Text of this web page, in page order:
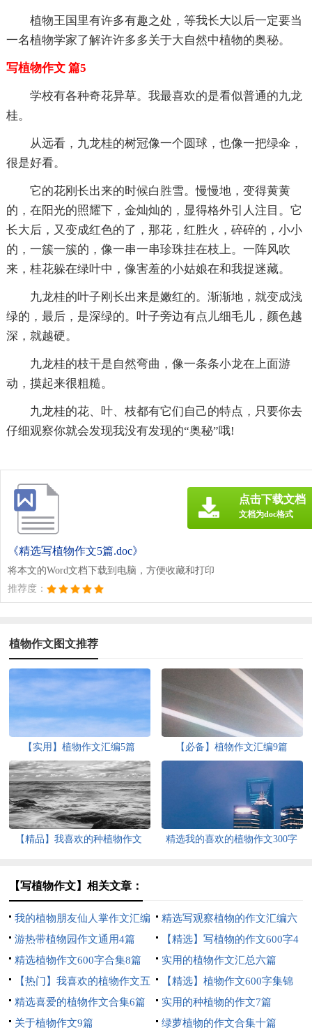
植物王国里有许多有趣之处，等我长大以后一定要当
一名植物学家了解许许多多关于大自然中植物的奥秘。
写植物作文 篇5
学校有各种奇花异草。我最喜欢的是看似普通的九龙
桂。
从远看，九龙桂的树冠像一个圆球，也像一把绿伞，
很是好看。
它的花刚长出来的时候白胜雪。慢慢地，变得黄黄
的，在阳光的照耀下，金灿灿的，显得格外引人注目。它
长大后，又变成红色的了，那花，红胜火，碎碎的，小小
的，一簇一簇的，像一串一串珍珠挂在枝上。一阵风吹
来，桂花躲在绿叶中，像害羞的小姑娘在和我捉迷藏。
九龙桂的叶子刚长出来是嫩红的。渐渐地，就变成浅
绿的，最后，是深绿的。叶子旁边有点儿细毛儿，颜色越
深，就越硬。
九龙桂的枝干是自然弯曲，像一条条小龙在上面游
动，摸起来很粗糙。
九龙桂的花、叶、枝都有它们自己的特点，只要你去
仔细观察你就会发现我没有发现的“奥秘”哦!
《精选写植物作文5篇.doc》
将本文的Word文档下载到电脑，方便收藏和打印
推荐度：
点击下载文档
文档为doc格式
植物作文图文推荐
【实用】植物作文汇编5篇 【必备】植物作文汇编9篇
【精品】我喜欢的种植物作文
精选我的喜欢的植物作文300字
【写植物作文】相关文章：
我的植物朋友仙人掌作文汇编
15篇
精选写观察植物的作文汇编六
篇
游热带植物园作文通用4篇
【精选】写植物的作文600字4
篇
精选植物作文600字合集8篇
实用的植物作文汇总六篇
【热门】我喜欢的植物作文五
篇
【精选】植物作文600字集锦
六篇
精选喜爱的植物作文合集6篇
实用的种植物的作文7篇
关于植物作文9篇
绿萝植物的作文合集十篇